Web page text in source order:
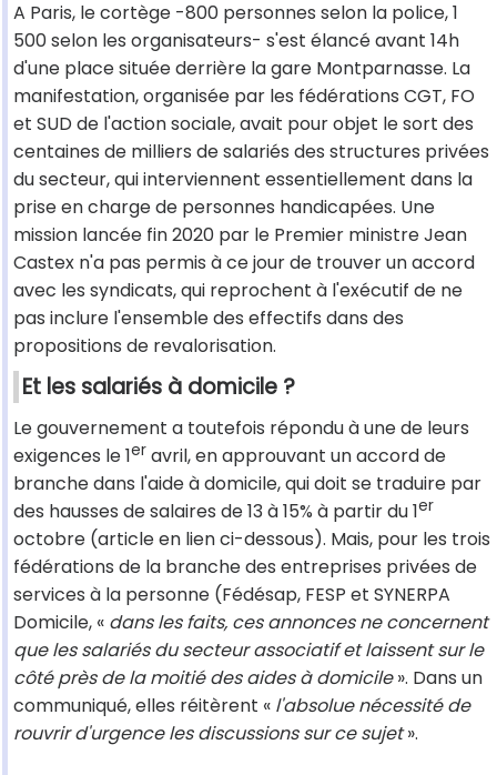
A Paris, le cortège -800 personnes selon la police, 1
500 selon les organisateurs- s'est élancé avant 14h
d'une place située derrière la gare Montparnasse. La
manifestation, organisée par les fédérations CGT, FO
et SUD de l'action sociale, avait pour objet le sort des
centaines de milliers de salariés des structures privées
du secteur, qui interviennent essentiellement dans la
prise en charge de personnes handicapées. Une
mission lancée fin 2020 par le Premier ministre Jean
Castex n'a pas permis à ce jour de trouver un accord
avec les syndicats, qui reprochent à l'exécutif de ne
pas inclure l'ensemble des effectifs dans des
propositions de revalorisation.
Et les salariés à domicile ?
Le gouvernement a toutefois répondu à une de leurs
exigences le 1er avril, en approuvant un accord de
branche dans l'aide à domicile, qui doit se traduire par
des hausses de salaires de 13 à 15% à partir du 1er
octobre (article en lien ci-dessous). Mais, pour les trois
fédérations de la branche des entreprises privées de
services à la personne (Fédésap, FESP et SYNERPA
Domicile, « dans les faits, ces annonces ne concernent
que les salariés du secteur associatif et laissent sur le
côté près de la moitié des aides à domicile». Dans un
communiqué, elles réitèrent « l'absolue nécessité de
rouvrir d'urgence les discussions sur ce sujet».